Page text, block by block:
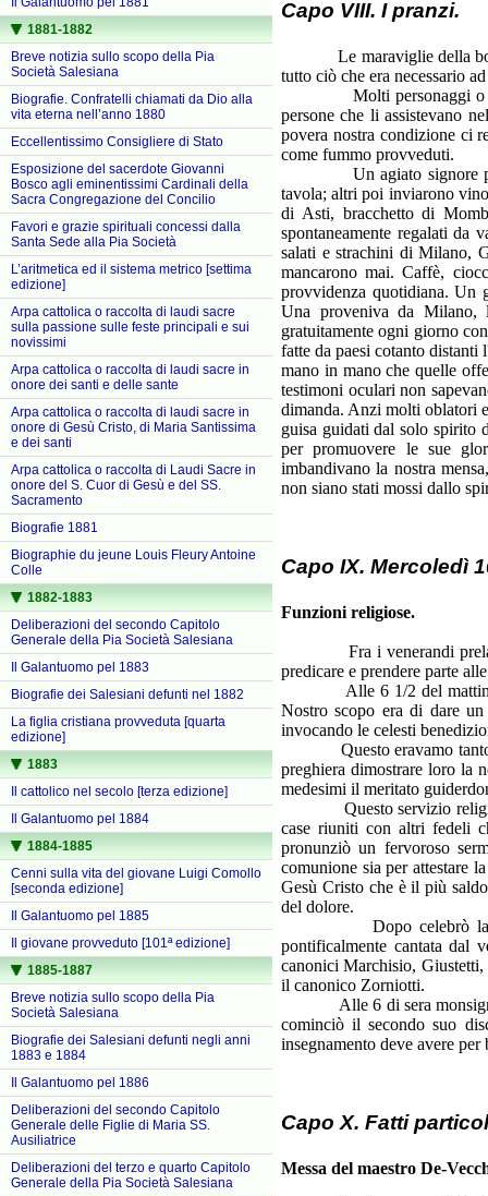
1881-1882
Breve notizia sullo scopo della Pia
Società Salesiana
Biografie. Confratelli chiamati da Dio alla
vita eterna nell’anno 1880
Eccellentissimo Consigliere di Stato
Esposizione del sacerdote Giovanni
Bosco agli eminentissimi Cardinali della
Sacra Congregazione del Concilio
Favori e grazie spirituali concessi dalla
Santa Sede alla Pia Società
L’aritmetica ed il sistema metrico [settima
edizione]
Arpa cattolica o raccolta di laudi sacre
sulla passione sulle feste principali e sui
novissimi
Arpa cattolica o raccolta di laudi sacre in
onore dei santi e delle sante
Arpa cattolica o raccolta di laudi sacre in
onore di Gesù Cristo, di Maria Santissima
e dei santi
Arpa cattolica o raccolta di Laudi Sacre in
onore del S. Cuor di Gesù e del SS.
Sacramento
Biografie 1881
Biographie du jeune Louis Fleury Antoine
Colle
1882-1883
Deliberazioni del secondo Capitolo
Generale della Pia Società Salesiana
Il Galantuomo pel 1883
Biografie dei Salesiani defunti nel 1882
La figlia cristiana provveduta [quarta
edizione]
1883
Il cattolico nel secolo [terza edizione]
Il Galantuomo pel 1884
1884-1885
Cenni sulla vita del giovane Luigi Comollo
[seconda edizione]
Il Galantuomo pel 1885
Il giovane provveduto [101ª edizione]
1885-1887
Breve notizia sullo scopo della Pia
Società Salesiana
Biografie dei Salesiani defunti negli anni
1883 e 1884
Il Galantuomo pel 1886
Deliberazioni del secondo Capitolo
Generale delle Figlie di Maria SS.
Ausiliatrice
Deliberazioni del terzo e quarto Capitolo
Generale della Pia Società Salesiana
Capo VIII. I pranzi.
Le maraviglie della bontà
tutto ciò che era necessario
Molti personaggi o
persone che li assistevano
povera nostra condizione ci
come fummo provveduti.
Un agiato signore pose
tavola; altri poi inviarono
di Asti, bracchetto di
spontaneamente regalati da
salati e strachini di Milano,
mancarono mai. Caffè,
provvidenza quotidiana. Un
Una proveniva da Milano,
gratuitamente ogni giorno
fatte da paesi cotanto
mano in mano che quelle
testimoni oculari non
dimanda. Anzi molti oblatori
guisa guidati dal solo spirito
per promuovere le sue
imbandivano la nostra
non siano stati mossi dallo
Capo IX. Mercoledì
Funzioni religiose.
Fra i venerandi prelati
predicare e prendere parte
Alle 6 1/2 del mattino
Nostro scopo era di dare
invocando le celesti
Questo eravamo tanto
preghiera dimostrare loro la
medesimi il meritato
Questo servizio religioso
case riuniti con altri fedeli
pronunziò un fervoroso
comunione sia per attestare
Gesù Cristo che è il più
del dolore.
Dopo celebrò la santa
pontificalmente cantata dal
canonici Marchisio,
il canonico Zorniotti.
Alle 6 di sera monsignor
cominciò il secondo suo
insegnamento deve avere
Capo X. Fatti
Messa del maestro De-